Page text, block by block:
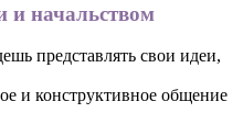
и начальством
представлять свои идеи,
и конструктивное общение